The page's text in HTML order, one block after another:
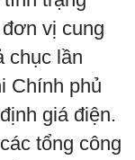
vị cung
chục lần
Chính phủ
giá điện.
tổng công